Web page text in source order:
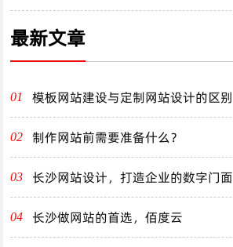
最新文章
01 模板网站建设与定制网站设计的区别
02 制作网站前需要准备什么？
03 长沙网站设计，打造企业的数字门面
04 长沙做网站的首选，佰度云